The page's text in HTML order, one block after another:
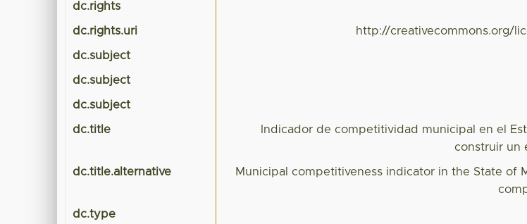
dc.rights
dc.rights.uri http://creativecommons.org/
dc.subject
dc.subject
dc.subject
dc.title
Indicador de competitividad municipal en el
construir un
dc.title.alternative
Municipal competitiveness indicator in the State of
dc.type